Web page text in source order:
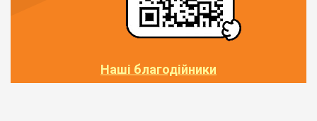
Наші благодійники